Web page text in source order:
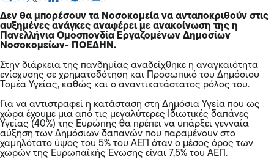
Δεν θα μπορέσουν τα Νοσοκομεία να ανταποκριθούν στις
αυξημένες ανάγκες αναφέρει με ανακοίνωση της η
Πανελλήνια Ομοσπονδία Εργαζομένων Δημοσίων
Νοσοκομείων- ΠΟΕΔΗΝ.
Στην διάρκεια της πανδημίας αναδείχθηκε η αναγκαιότητα
ενίσχυσης σε χρηματοδότηση και Προσωπικό του Δημόσιου
Τομέα Υγείας, καθώς και ο αναντικατάστατος ρόλος του.
Για να αντιστραφεί η κατάσταση στη Δημόσια Υγεία που ως
χώρα έχουμε μια από τις μεγαλύτερες Ιδιωτικές δαπάνες
Υγείας (40%) της Ευρώπης θα πρέπει να υπάρξει γενναία
αύξηση των Δημόσιων δαπανών που παραμένουν στο
χαμηλότατο ύψος του 5% του ΑΕΠ όταν ο μέσος όρος των
χωρών της Ευρωπαϊκής Ένωσης είναι 7,5% του ΑΕΠ.